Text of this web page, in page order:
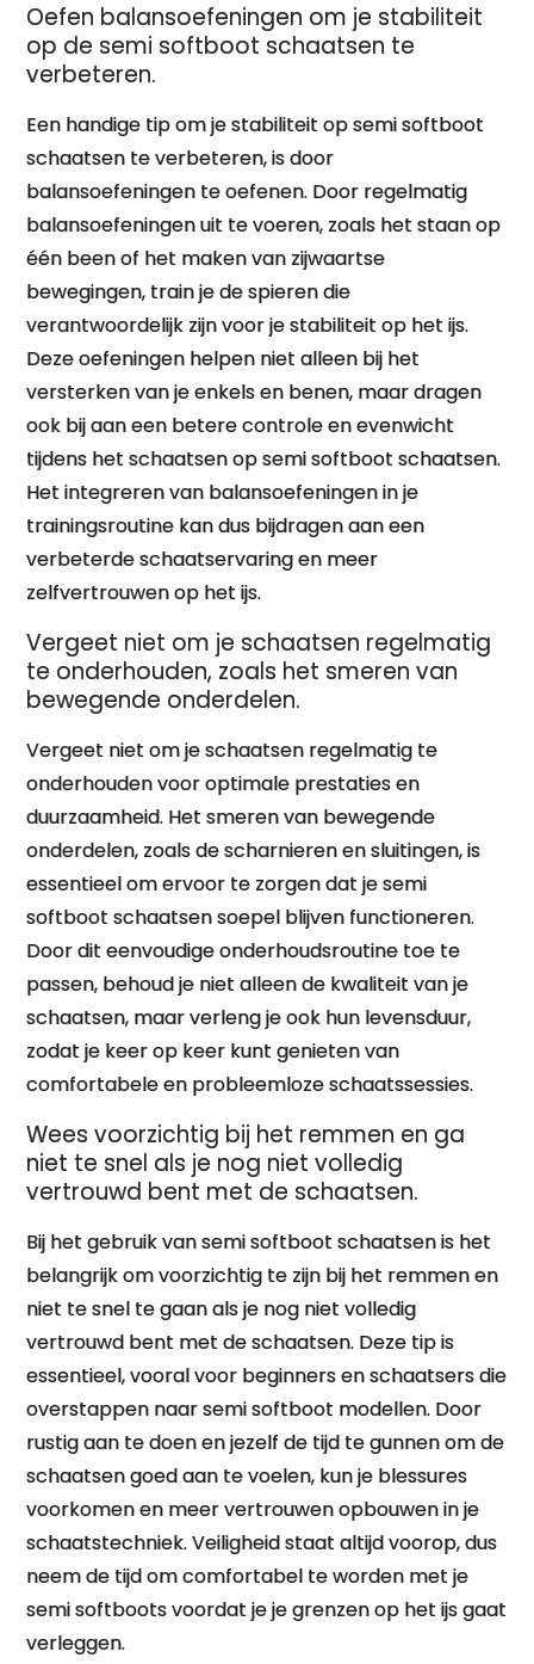
Oefen balansoefeningen om je stabiliteit
op de semi softboot schaatsen te
verbeteren.
Een handige tip om je stabiliteit op semi softboot
schaatsen te verbeteren, is door
balansoefeningen te oefenen. Door regelmatig
balansoefeningen uit te voeren, zoals het staan op
één been of het maken van zijwaartse
bewegingen, train je de spieren die
verantwoordelijk zijn voor je stabiliteit op het ijs.
Deze oefeningen helpen niet alleen bij het
versterken van je enkels en benen, maar dragen
ook bij aan een betere controle en evenwicht
tijdens het schaatsen op semi softboot schaatsen.
Het integreren van balansoefeningen in je
trainingsroutine kan dus bijdragen aan een
verbeterde schaatservaring en meer
zelfvertrouwen op het ijs.
Vergeet niet om je schaatsen regelmatig
te onderhouden, zoals het smeren van
bewegende onderdelen.
Vergeet niet om je schaatsen regelmatig te
onderhouden voor optimale prestaties en
duurzaamheid. Het smeren van bewegende
onderdelen, zoals de scharnieren en sluitingen, is
essentieel om ervoor te zorgen dat je semi
softboot schaatsen soepel blijven functioneren.
Door dit eenvoudige onderhoudsroutine toe te
passen, behoud je niet alleen de kwaliteit van je
schaatsen, maar verleng je ook hun levensduur,
zodat je keer op keer kunt genieten van
comfortabele en probleemloze schaatssessies.
Wees voorzichtig bij het remmen en ga
niet te snel als je nog niet volledig
vertrouwd bent met de schaatsen.
Bij het gebruik van semi softboot schaatsen is het
belangrijk om voorzichtig te zijn bij het remmen en
niet te snel te gaan als je nog niet volledig
vertrouwd bent met de schaatsen. Deze tip is
essentieel, vooral voor beginners en schaatsers die
overstappen naar semi softboot modellen. Door
rustig aan te doen en jezelf de tijd te gunnen om de
schaatsen goed aan te voelen, kun je blessures
voorkomen en meer vertrouwen opbouwen in je
schaatstechniek. Veiligheid staat altijd voorop, dus
neem de tijd om comfortabel te worden met je
semi softboots voordat je je grenzen op het ijs gaat
verleggen.